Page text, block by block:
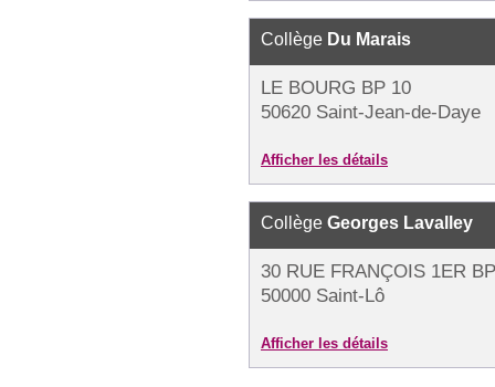
Collège Du Marais
LE BOURG BP 10
50620 Saint-Jean-de-Daye
Afficher les détails
Collège Georges Lavalley
30 RUE FRANÇOIS 1ER
50000 Saint-Lô
Afficher les détails